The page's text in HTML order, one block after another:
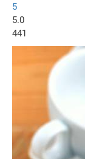
5
5.0
441